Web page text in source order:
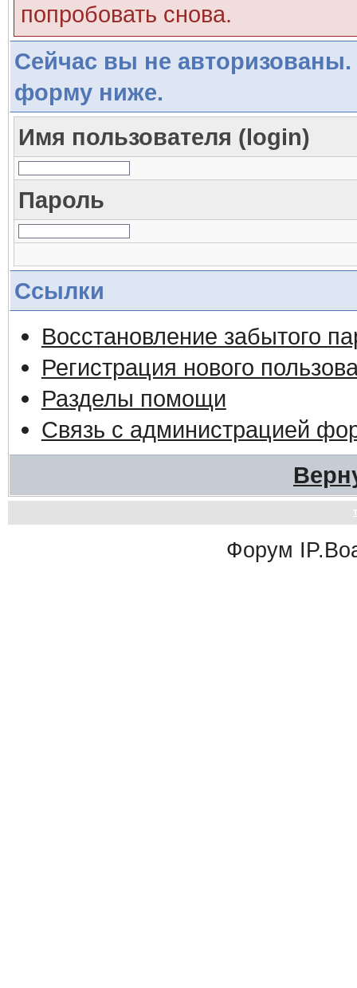
попробовать снова.
Сейчас вы не авторизованы.
форму ниже.
Имя пользователя (login)
Пароль
Ссылки
Восстановление забытого
Регистрация нового
Разделы помощи
Связь с администрацией
Форум